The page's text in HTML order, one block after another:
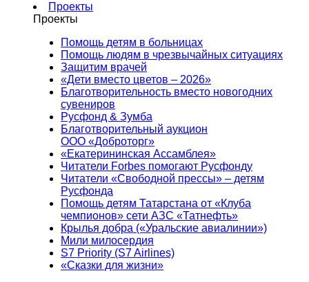
Проекты
Проекты
Помощь детям в больницах
Помощь людям в чрезвычайных ситуациях
Защитим врачей
«Дети вместо цветов – 2026»
Благотворительность вместо новогодних
сувениров
Русфонд & Зумба
Благотворительный аукцион
ООО «Доброторг»
«Екатерининская Ассамблея»
Читатели Forbes помогают Русфонду
Читатели «Свободной прессы» – детям
Русфонда
Помощь детям Татарстана от «Клуба
чемпионов» сети АЗС «Татнефть»
Крылья добра («Уральские авиалинии»)
Мили милосердия
S7 Priority (S7 Airlines)
«Сказки для жизни»